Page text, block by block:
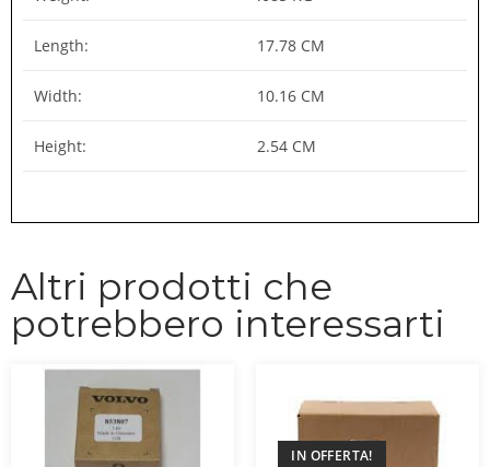
Length: 17.78 CM
Width: 10.16 CM
Height: 2.54 CM
Altri prodotti che
potrebbero interessarti
IN OFFERTA!